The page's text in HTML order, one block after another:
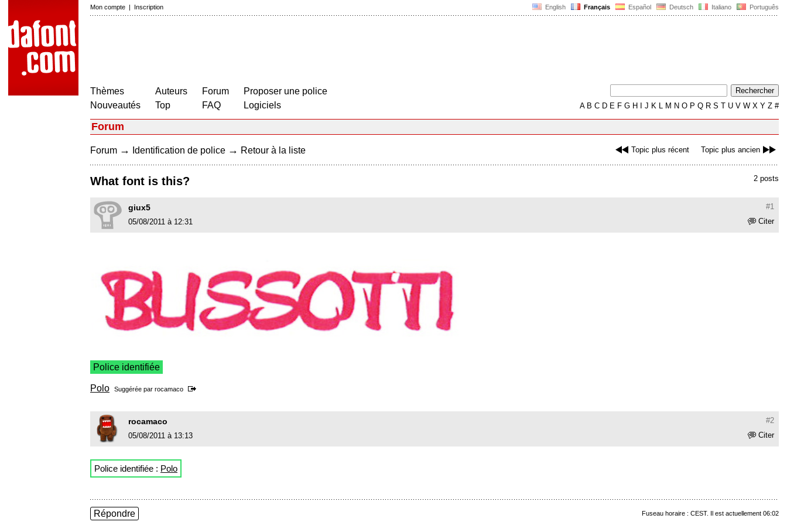
English Français Español Deutsch Italiano Português
Mon compte | Inscription
Thèmes
Nouveautés
Auteurs
Top
Forum
FAQ
Proposer une police
Logiciels
AB C D E F G H J K L M N O P Q R S T U V W X Y Z #
Forum
Topic plus récent Topic plus ancien
Forum → Identification de police → Retour à la liste
2 posts
What font is this?
#1
giux5
Citer
05/08/2011 à 12:31
Police identifiée
Polo Suggérée par rocamaco
#2
rocamaco
Citer
05/08/2011 à 13:13
Police identifiée : Polo
Fuseau horaire : CEST. Il est actuellement 06:02
Répondre